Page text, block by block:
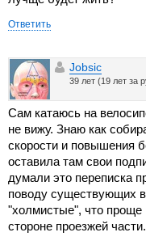
Ответить
Jobsic
39 лет (19 лет за
Сам катаюсь на
не вижу. Знаю как
скорости и повышения
оставила там свои
думали это переписка
поводу существующих
"холмистые", что проще
стороне проезжей части.